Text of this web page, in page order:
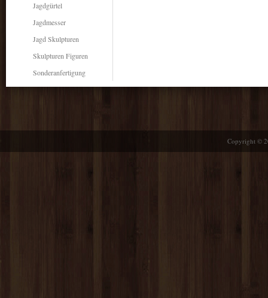
Jagdgürtel
Jagdmesser
Jagd Skulpturen
Skulpturen Figuren
Sonderanfertigung
Copyright ©